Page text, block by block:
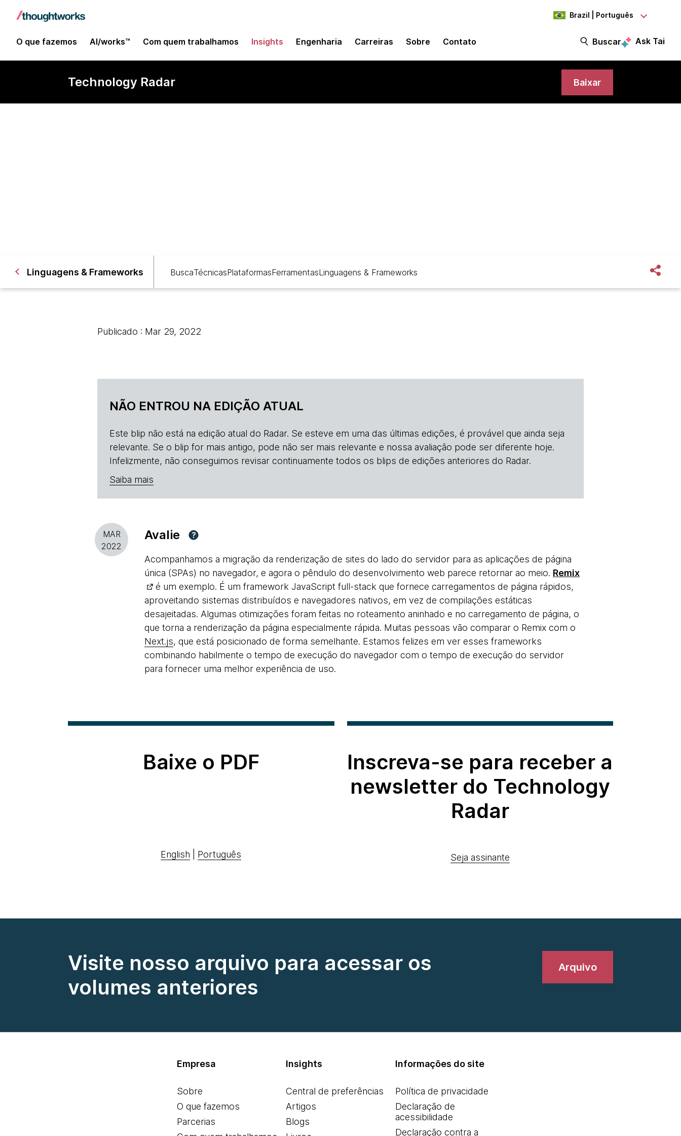
Brazil | Português
O que fazemos AI/works™ Com quem trabalhamos Insights Engenharia Carreiras Sobre Contato Buscar Ask Tai
Technology Radar Baixar
Linguagens & Frameworks BuscaTécnicasPlataformasFerramentasLinguagens & Frameworks
Publicado : Mar 29, 2022
NÃO ENTROU NA EDIÇÃO ATUAL
Este blip não está na edição atual do Radar. Se esteve em uma das últimas edições, é provável que ainda seja
relevante. Se o blip for mais antigo, pode não ser mais relevante e nossa avaliação pode ser diferente hoje.
Infelizmente, não conseguimos revisar continuamente todos os blips de edições anteriores do Radar.
Saiba mais
MAR
2022
Avalie ?
Acompanhamos a migração da renderização de sites do lado do servidor para as aplicações de página
única (SPAs) no navegador, e agora o pêndulo do desenvolvimento web parece retornar ao meio. Remix
é um exemplo. É um framework JavaScript full-stack que fornece carregamentos de página rápidos,
aproveitando sistemas distribuídos e navegadores nativos, em vez de compilações estáticas
desajeitadas. Algumas otimizações foram feitas no roteamento aninhado e no carregamento de página, o
que torna a renderização da página especialmente rápida. Muitas pessoas vão comparar o Remix com o
Next.js, que está posicionado de forma semelhante. Estamos felizes em ver esses frameworks
combinando habilmente o tempo de execução do navegador com o tempo de execução do servidor
para fornecer uma melhor experiência de uso.
Baixe o PDF
English Português
Inscreva-se para receber a
newsletter do Technology
Radar
Seja assinante
Visite nosso arquivo para acessar os
volumes anteriores
Arquivo
Empresa
Sobre
O que fazemos
Parcerias
Insights
Central de preferências
Artigos
Blogs
Informações do site
Política de privacidade
Declaração de
acessibilidade
Declaração contra a